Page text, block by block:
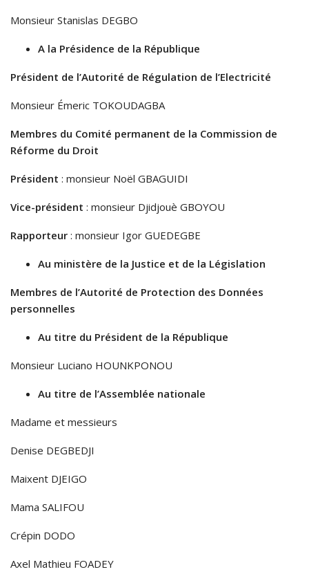
Monsieur Stanislas DEGBO
A la Présidence de la République
Président de l’Autorité de Régulation de l’Electricité
Monsieur Émeric TOKOUDAGBA
Membres du Comité permanent de la Commission de
Réforme du Droit
Président : monsieur Noël GBAGUIDI
Vice-président : monsieur Djidjouè GBOYOU
Rapporteur : monsieur Igor GUEDEGBE
Au ministère de la Justice et de la Législation
Membres de l’Autorité de Protection des Données
personnelles
Au titre du Président de la République
Monsieur Luciano HOUNKPONOU
Au titre de l’Assemblée nationale
Madame et messieurs
Denise DEGBEDJI
Maixent DJEIGO
Mama SALIFOU
Crépin DODO
Axel Mathieu FOADEY